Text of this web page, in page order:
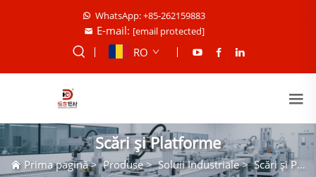
WhatsApp: +85-262159883
E-mail: [email protected]
RO
Scări și Platforme
Prima pagină>Produse>Soluii Industriale>Scări și Platforme